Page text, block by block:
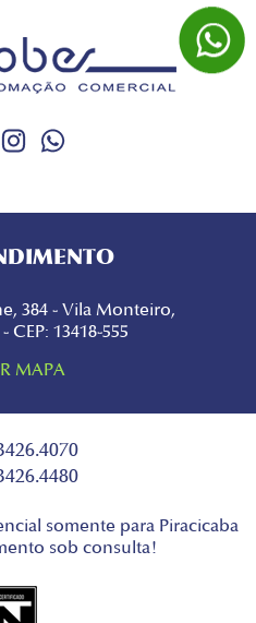
384 - Vila Monteiro,
CEP: 13418-555
MAPA
somente para Piracicaba
sob consulta!